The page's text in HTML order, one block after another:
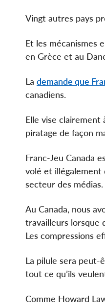
Vingt autres pays
Et les mécanismes
en Grèce et au
La demande que
canadiens.
Elle vise
piratage de façon
Franc-Jeu Canada
volé et illégalement
secteur des médias.
Au Canada, nous
travailleurs lorsque
Les compressions
La pilule sera peut-
tout ce qu’ils
Comme Howard